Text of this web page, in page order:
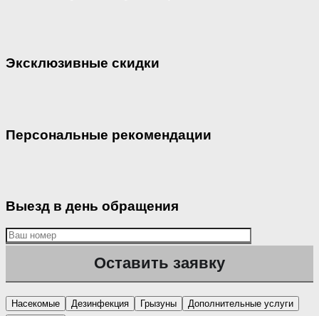
Эксклюзивные скидки
Персональные рекомендации
Выезд в день обращения
Насекомые Дезинфекция Грызуны
Дополнительные услуги